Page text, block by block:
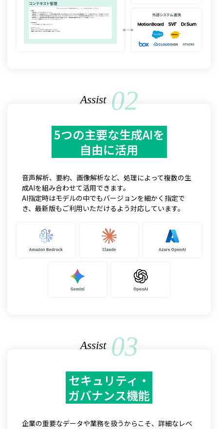
Assist 02
5つの主要な生成AIを
自由に活用
音声解析、要約、画像解析など、処理によって複数の生
成AIを組み合わせて活用できます。
AI指定時はモデルの中でもバージョンを細かく指定で
き、最新版もご利用いただけるよう対応しています。
Assist 03
セキュリティ・
ガバナンス機能
企業の重要なデータや業務を扱うからこそ、詳細なレベ